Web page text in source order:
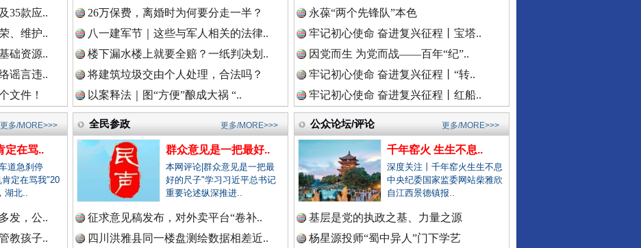
周知！公安部这个举报平台上线..
村民“从小被父母砍手割耳”？
民警走访吓得家里老人欲轻生？
安徽颍上县红星镇发布道歉声明
医院弄错CT女子被误诊“绝症”
驾车致4死,审理时开贫困证明？
濉溪县通报黑臭水体流入农灌区
官方通报周口六院医生坠楼身亡
景区摩托车收费带路设置路障？
男子曝妻子和公职人员多次开房
女子自曝怀孕时摆烂丈夫是副处
警察违停致摩托司机追尾死亡？
新闻网.中国
新闻网.中国
法纪网.中国
师在线.中国
部门 生态调度“流量密码” 总书记与全民健身的故事
“文明之鹰-2025”联训 外交部发布重磅视频：《不跪！》
35款应..
、维护..
础资源..
谣言违..
文件！
26万保费，离婚时为何要分走一半？
八一建军节｜这些与军人相关的法律..
楼下漏水楼上就要全赔？一纸判决划..
将建筑垃圾交由个人处理，合法吗？
以案释法｜图“方便”酿成大祸 “..
永葆“两个先锋队”本色
牢记初心使命 奋进复兴征程丨宝塔..
因党而生 为党而战——百年“纪”..
牢记初心使命 奋进复兴征程丨“转..
牢记初心使命 奋进复兴征程丨红船..
定在骂..
道急刹停
定在骂我"20
湖北..
发，公..
教孩子..
更多/MORE>>> 全民参政
群众意见是一把最好..
本网评论|群众意见是一把最
好的尺子"学习习近平总书记
重要论述纵深推进..
征求意见稿发布，对外卖平台“卷补..
四川洪雅县同一楼盘测绘数据相差近..
更多/MORE>>> 公众论坛/评论
千年窑火 生生不息..
深度关注丨千年窑火生生不息
中央纪委国家监委网站柴雅欣
自江西景德镇报..
基层是党的执政之基、力量之源
杨星源投师“蜀中异人”门下学艺
更多/MORE>>>